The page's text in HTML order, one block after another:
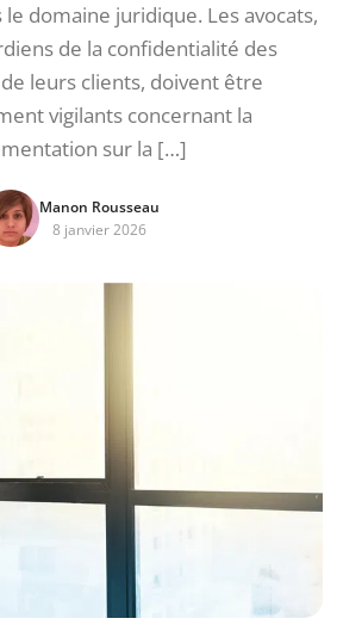
domaine juridique. Les avocats,
de la confidentialité des
leurs clients, doivent être
vigilants concernant la
sur la […]
Manon Rousseau
8 janvier 2026